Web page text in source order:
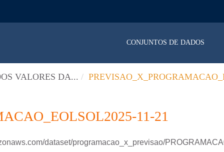
CONJUNTOS DE DADOS
VALORES DA...
11-21
dataset/programacao_x_previsao/